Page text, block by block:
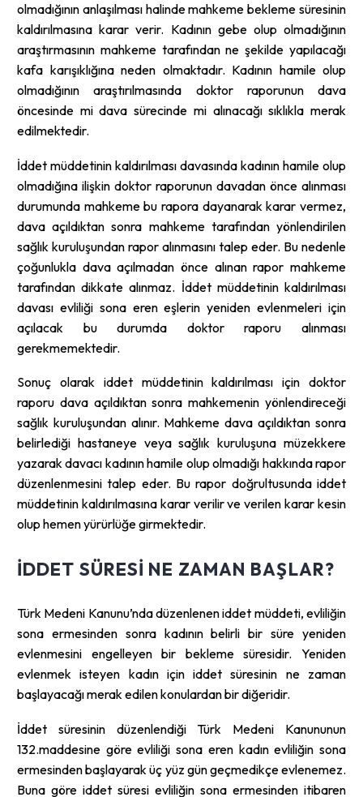
olmadığının anlaşılması halinde mahkeme bekleme süresinin
kaldırılmasına karar verir. Kadının gebe olup olmadığının
araştırmasının mahkeme tarafından ne şekilde yapılacağı
kafa karışıklığına neden olmaktadır. Kadının hamile olup
olmadığının araştırılmasında doktor raporunun dava
öncesinde mi dava sürecinde mi alınacağı sıklıkla merak
edilmektedir.
İddet müddetinin kaldırılması davasında kadının hamile olup
olmadığına ilişkin doktor raporunun davadan önce alınması
durumunda mahkeme bu rapora dayanarak karar vermez,
dava açıldıktan sonra mahkeme tarafından yönlendirilen
sağlık kuruluşundan rapor alınmasını talep eder. Bu nedenle
çoğunlukla dava açılmadan önce alınan rapor mahkeme
tarafından dikkate alınmaz. İddet müddetinin kaldırılması
davası evliliği sona eren eşlerin yeniden evlenmeleri için
açılacak bu durumda doktor raporu alınması
gerekmemektedir.
Sonuç olarak iddet müddetinin kaldırılması için doktor
raporu dava açıldıktan sonra mahkemenin yönlendireceği
sağlık kuruluşundan alınır. Mahkeme dava açıldıktan sonra
belirlediği hastaneye veya sağlık kuruluşuna müzekkere
yazarak davacı kadının hamile olup olmadığı hakkında rapor
düzenlenmesini talep eder. Bu rapor doğrultusunda iddet
müddetinin kaldırılmasına karar verilir ve verilen karar kesin
olup hemen yürürlüğe girmektedir.
İDDET SÜRESI NE ZAMAN BAŞLAR?
Türk Medeni Kanunu’nda düzenlenen iddet müddeti, evliliğin
sona ermesinden sonra kadının belirli bir süre yeniden
evlenmesini engelleyen bir bekleme süresidir. Yeniden
evlenmek isteyen kadın için iddet süresinin ne zaman
başlayacağı merak edilen konulardan bir diğeridir.
İddet süresinin düzenlendiği Türk Medeni Kanununun
132.maddesine göre evliliği sona eren kadın evliliğin sona
ermesinden başlayarak üç yüz gün geçmedikçe evlenemez.
Buna göre iddet süresi evliliğin sona ermesinden itibaren